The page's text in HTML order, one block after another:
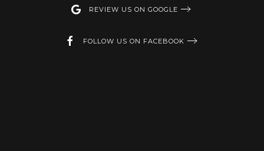
REVIEW US ON GOOGLE
FOLLOW US ON FACEBOOK